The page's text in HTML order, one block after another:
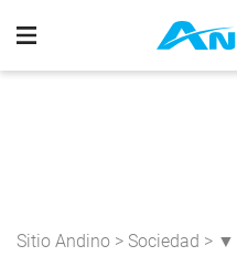
Sitio Andino > Sociedad > ▼